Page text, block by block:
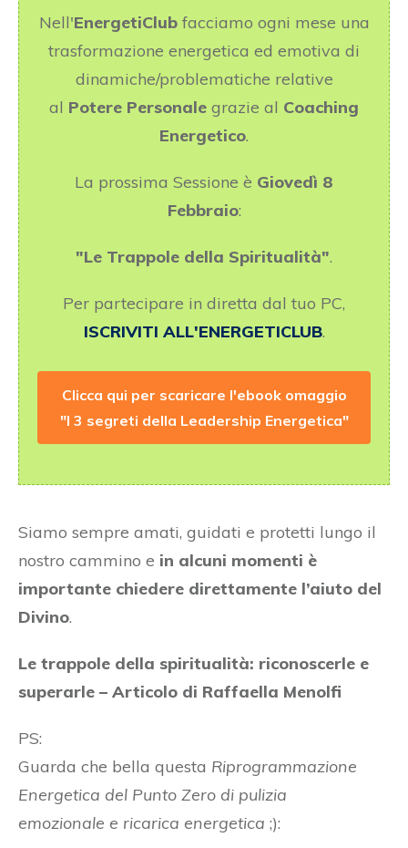
Nell'EnergetiClubfacciamo ogni mese una
trasformazione energetica ed emotiva di
dinamiche/problematiche relative
al Potere Personale grazie al Coaching
Energetico.
La prossima Sessione è Giovedì 8
Febbraio:
"Le Trappole della Spiritualità".
Per partecipare in diretta dal tuo PC,
ISCRIVITI ALL'ENERGETICLUB.
Clicca qui per scaricare l'ebook omaggio
"I 3 segreti della Leadership Energetica"
Siamo sempre amati, guidati e protetti lungo il
nostro cammino e in alcuni momenti è
importante chiedere direttamente l’aiuto del
Divino.
Le trappole della spiritualità: riconoscerle e
superarle – Articolo di Raffaella Menolfi
PS:
Guarda che bella questa Riprogrammazione
Energetica del Punto Zero di pulizia
emozionale e ricarica energetica ;):